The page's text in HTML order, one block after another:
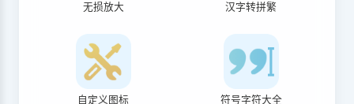
无损放大 汉字转拼繁
自定义图标 符号字符大全